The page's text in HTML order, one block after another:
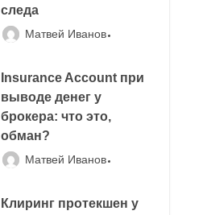
следа
Матвей Иванов
Insurance Account при
выводе денег у
брокера: что это,
обман?
Матвей Иванов
Клиринг протекшен у